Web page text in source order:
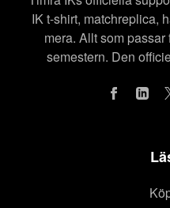
IK t-shirt, matchreplica,
mera. Allt som
semestern. Den